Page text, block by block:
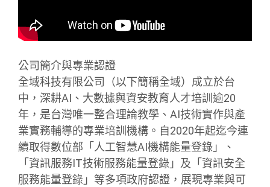
公司簡介與專業認證
全域科技有限公司（以下簡稱全域）成立於台
中，深耕AI、大數據與資安教育人才培訓逾20
年，是台灣唯一整合理論教學、AI技術實作與產
業實務輔導的專業培訓機構。自2020年起迄今連
續取得數位部「人工智慧AI機構能量登錄」、
「資訊服務IT技術服務能量登錄」及「資訊安全
服務能量登錄」等多項政府認證，展現專業與可